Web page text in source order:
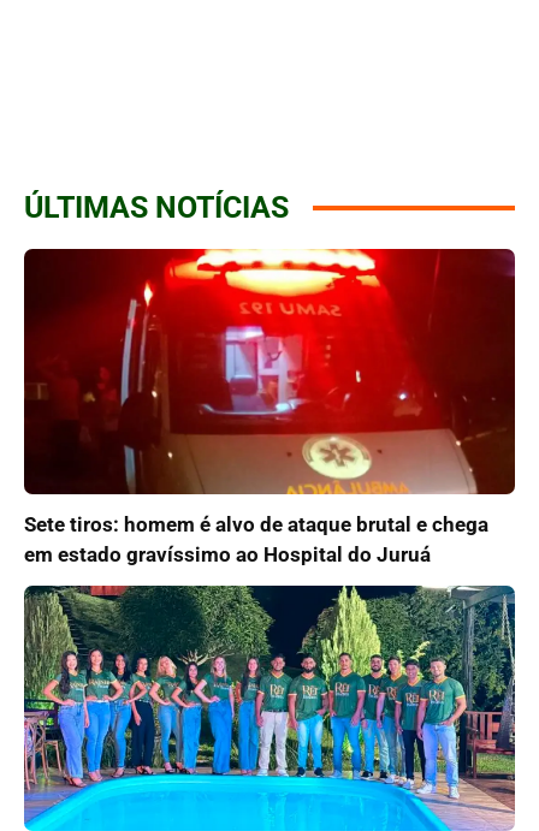
ÚLTIMAS NOTÍCIAS
Sete tiros: homem é alvo de ataque brutal e chega
em estado gravíssimo ao Hospital do Juruá